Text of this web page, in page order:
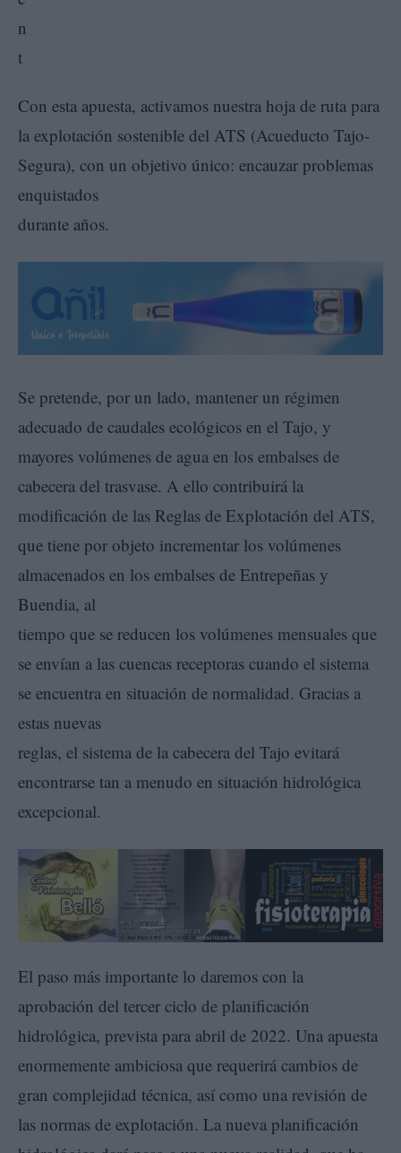
Con esta apuesta, activamos nuestra hoja de ruta para
la explotación sostenible del ATS (Acueducto Tajo-
Segura), con un objetivo único: encauzar problemas
enquistados
durante años.
Se pretende, por un lado, mantener un régimen
adecuado de caudales ecológicos en el Tajo, y
mayores volúmenes de agua en los embalses de
cabecera del trasvase. A ello contribuirá la
modificación de las Reglas de Explotación del ATS,
que tiene por objeto incrementar los volúmenes
almacenados en los embalses de Entrepeñas y
Buendia, al
tiempo que se reducen los volúmenes mensuales que
se envían a las cuencas receptoras cuando el sistema
se encuentra en situación de normalidad. Gracias a
estas nuevas
reglas, el sistema de la cabecera del Tajo evitará
encontrarse tan a menudo en situación hidrológica
excepcional.
El paso más importante lo daremos con la
aprobación del tercer ciclo de planificación
hidrológica, prevista para abril de 2022. Una apuesta
enormemente ambiciosa que requerirá cambios de
gran complejidad técnica, así como una revisión de
las normas de explotación. La nueva planificación